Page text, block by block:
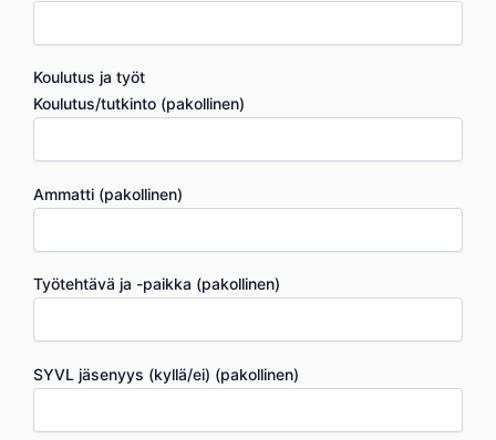
Koulutus ja työt
Koulutus/tutkinto (pakollinen)
Ammatti (pakollinen)
Työtehtävä ja -paikka (pakollinen)
SYVL jäsenyys (kyllä/ei) (pakollinen)